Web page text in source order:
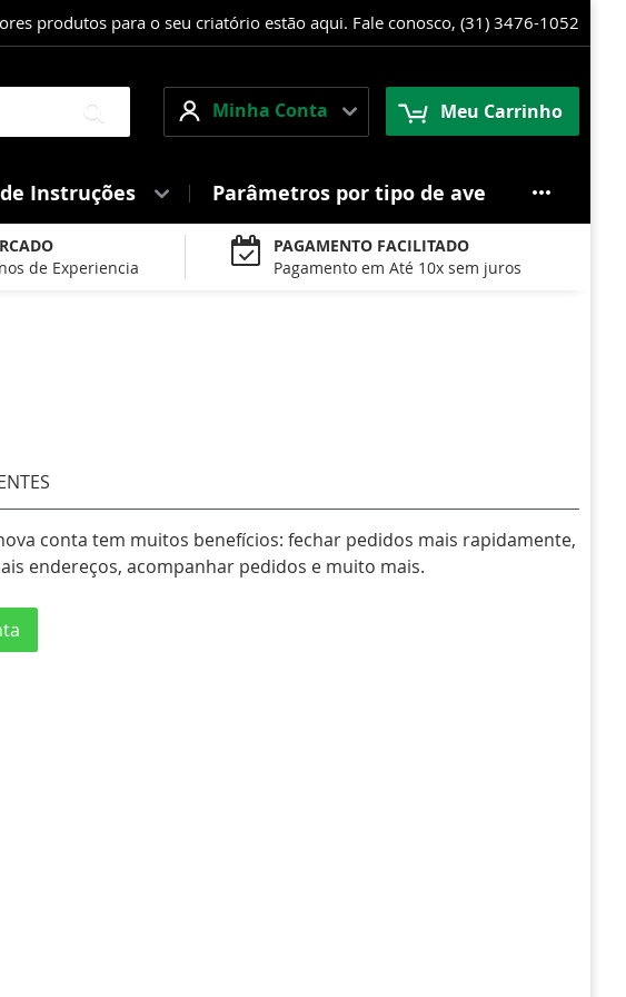
produtos para o seu criatório estão aqui. Fale conosco, (31) 3476-1052
Meu Carrinho
Minha
Conta
Minha Conta
Pesquisa
Instruções Parâmetros por tipo de ave
de Experiencia
PAGAMENTO FACILITADO
Pagamento em Até 10x sem juros
conta tem muitos benefícios: fechar pedidos mais rapidamente,
endereços, acompanhar pedidos e muito mais.